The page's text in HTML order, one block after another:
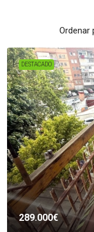
Ordenar
DESTACADO
289.000€